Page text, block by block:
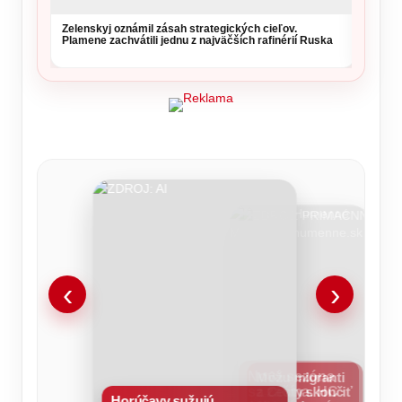
Zelenskyj oznámil zásah strategických cieľov.
Plamene zachvátili jednu z najväčších rafinérií Ruska
‹
Môžu migranti
z Ceuty skončiť
vás
mená
sa
štadión
›